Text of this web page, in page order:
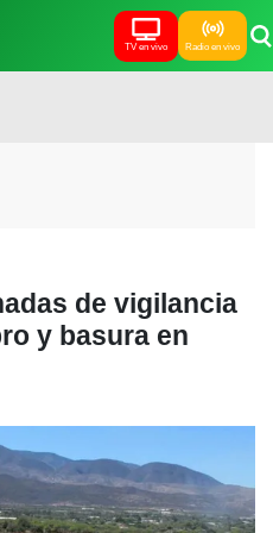
TV en vivo Radio en vivo
de vigilancia
y basura en